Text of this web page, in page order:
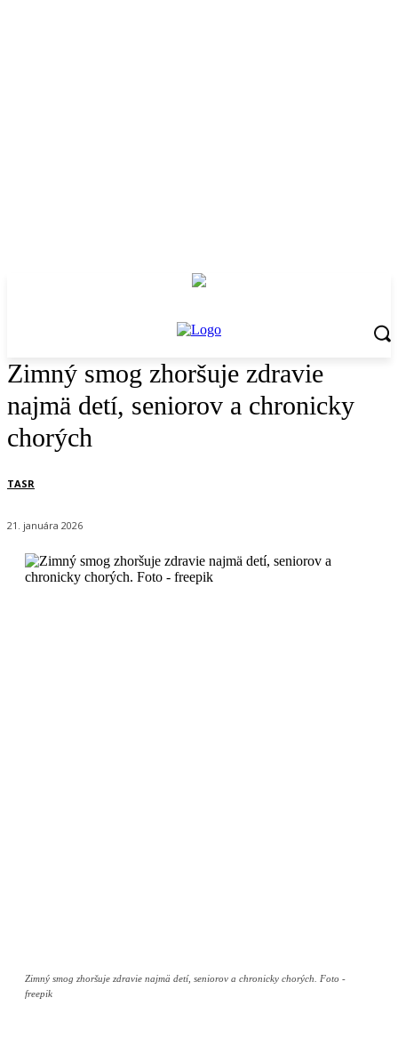
Zimný smog zhoršuje zdravie
najmä detí, seniorov a chronicky
chorých
TASR
21. januára 2026
Zimný smog zhoršuje zdravie najmä detí, seniorov a chronicky chorých. Foto -
freepik